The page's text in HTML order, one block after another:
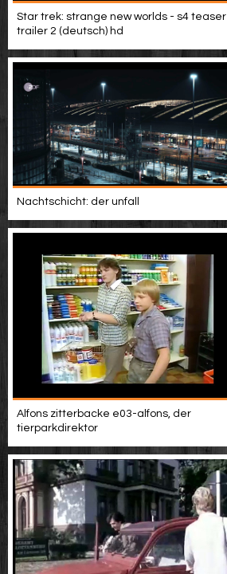
Star trek: strange new worlds - s4 teaser
trailer 2 (deutsch) hd
Nachtschicht: der unfall
Alfons zitterbacke e03-alfons, der
tierparkdirektor